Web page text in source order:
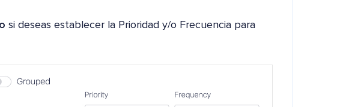
si deseas establecer la Prioridad y/o Frecuencia para